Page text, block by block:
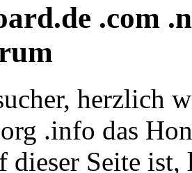
.com
herzlich
.info das
dieser Seite